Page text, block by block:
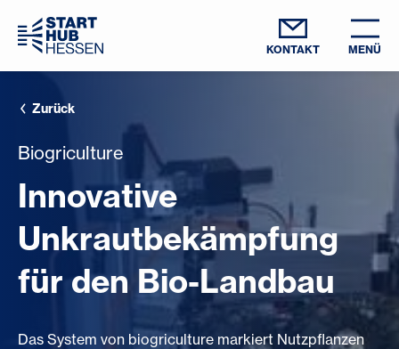
KONTAKT MENÜ
Zurück
Biogriculture
Innovative
Unkrautbekämpfung
für den Bio-Landbau
Das System von biogriculture markiert Nutzpflanzen